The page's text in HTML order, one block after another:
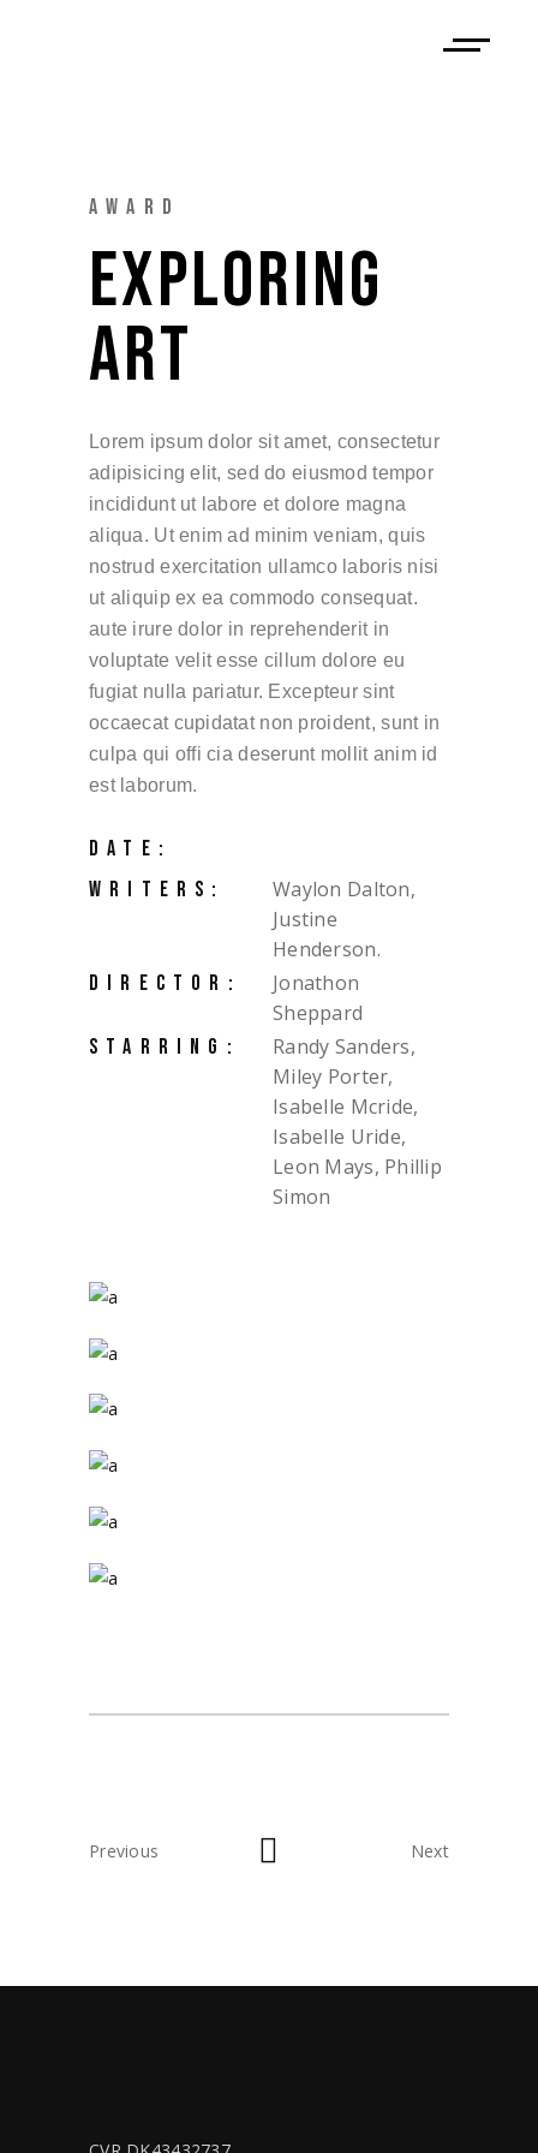
AWARD
EXPLORING
ART
Lorem ipsum dolor sit amet, consectetur
adipisicing elit, sed do eiusmod tempor
incididunt ut labore et dolore magna
aliqua. Ut enim ad minim veniam, quis
nostrud exercitation ullamco laboris nisi
ut aliquip ex ea commodo consequat.
aute irure dolor in reprehenderit in
voluptate velit esse cillum dolore eu
fugiat nulla pariatur. Excepteur sint
occaecat cupidatat non proident, sunt in
culpa qui offi cia deserunt mollit anim id
est laborum.
DATE:
WRITERS:
Waylon Dalton,
Justine
Henderson.
DIRECTOR:
Jonathon
Sheppard
STARRING:
Randy Sanders,
Miley Porter,
Isabelle Mcride,
Isabelle Uride,
Leon Mays, Phillip
Simon
Previous Next